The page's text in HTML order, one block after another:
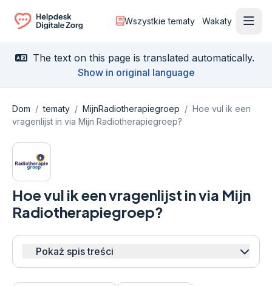
Ga naar de homepagina
Wszystkie tematy Wakaty
The text on this page is translated automatically.
Show in original language
Dom / tematy / MijnRadiotherapiegroep / Hoe vul ik een
vragenlijst in via Mijn Radiotherapiegroep?
Hoe vul ik een vragenlijst in via Mijn
Radiotherapiegroep?
Pokaż spis treści